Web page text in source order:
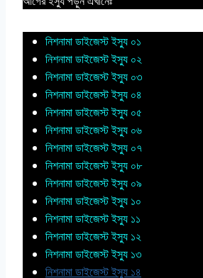
নিশনামা ডাইজেস্ট ইস্যু ০১
নিশনামা ডাইজেস্ট ইস্যু ০২
নিশনামা ডাইজেস্ট ইস্যু ০৩
নিশনামা ডাইজেস্ট ইস্যু ০৪
নিশনামা ডাইজেস্ট ইস্যু ০৫
নিশনামা ডাইজেস্ট ইস্যু ০৬
নিশনামা ডাইজেস্ট ইস্যু ০৭
নিশনামা ডাইজেস্ট ইস্যু ০৮
নিশনামা ডাইজেস্ট ইস্যু ০৯
নিশনামা ডাইজেস্ট ইস্যু ১০
নিশনামা ডাইজেস্ট ইস্যু ১১
নিশনামা ডাইজেস্ট ইস্যু ১২
নিশনামা ডাইজেস্ট ইস্যু ১৩
নিশনামা ডাইজেস্ট ইস্যু ১৪